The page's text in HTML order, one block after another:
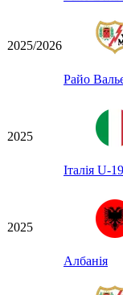
2025/2026
Райо
2025
Італія U-19
2025
Албанія